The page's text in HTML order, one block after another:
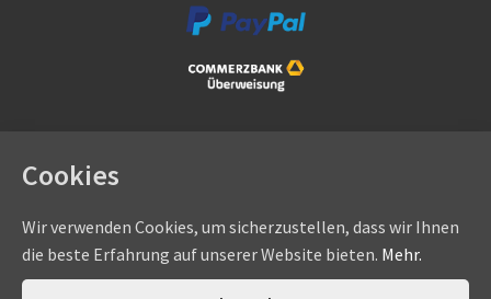
Copyright © byeadams.de/eADAMS GmbH- Sommer-, Nice-,
Cookies
Wir verwenden Cookies, um sicherzustellen, dass wir Ihnen
die beste Erfahrung auf unserer Website bieten. Mehr.